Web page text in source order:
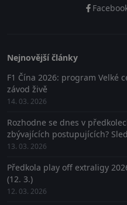
Nejnovější články
F1 Čína 2026: program Velké
závod živě
14. 03. 2026
Rozhodne se dnes v
zbývajících postupujících?
13. 03. 2026
Předkola play off extraligy
(12. 3.)
12. 03. 2026